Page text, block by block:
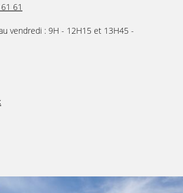
61
vendredi : 9H - 12H15 et 13H45 -